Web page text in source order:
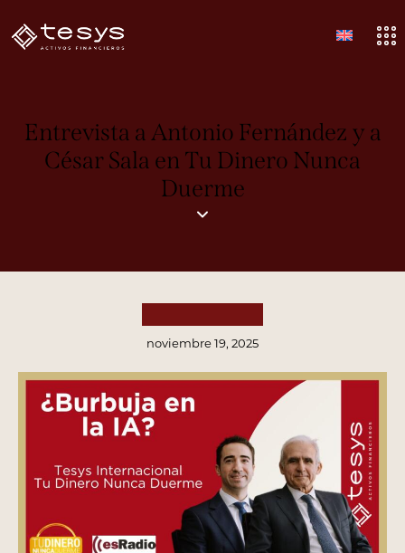
Entrevista a Antonio Fernández y a
César Sala en Tu Dinero Nunca
Duerme
noviembre 19, 2025